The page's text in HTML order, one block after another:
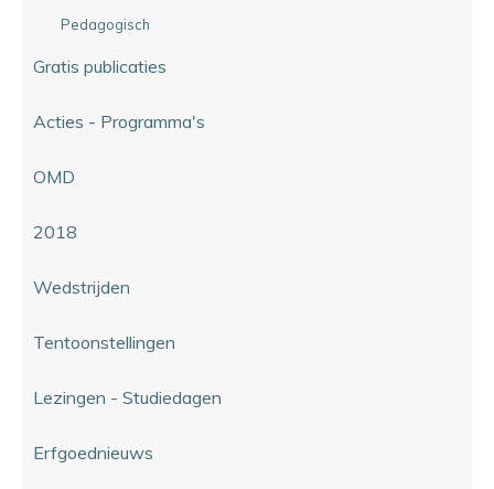
Pedagogisch
Gratis publicaties
Acties - Programma's
OMD
2018
Wedstrijden
Tentoonstellingen
Lezingen - Studiedagen
Erfgoednieuws